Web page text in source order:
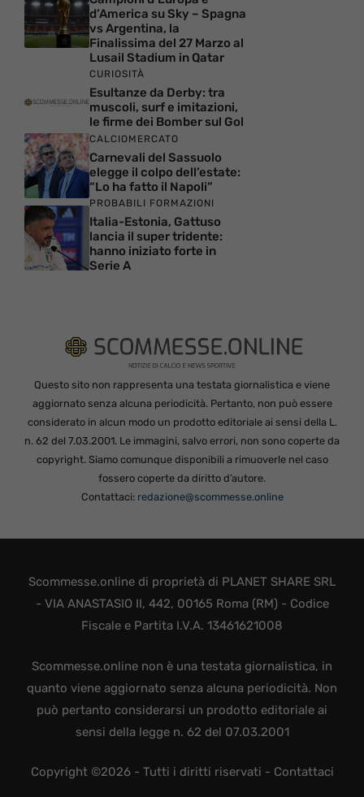
d’America su Sky – Spagna
vs Argentina, la
Finalissima del 27 Marzo al
Lusail Stadium in Qatar
CURIOSITÀ
Esultanze da Derby: tra
muscoli, surf e imitazioni,
le firme dei Bomber sul Gol
CALCIOMERCATO
Carnevali del Sassuolo
elegge il colpo dell’estate:
“Lo ha fatto il Napoli”
PROBABILI FORMAZIONI
Italia-Estonia, Gattuso
lancia il super tridente:
hanno iniziato forte in
Serie A
Questo sito non rappresenta una testata giornalistica e viene
aggiornato senza alcuna periodicità. Pertanto, non può essere
considerato in alcun modo un prodotto editoriale ai sensi della L.
n. 62 del 7.03.2001. Le immagini, salvo errori, non sono coperte da
copyright. Siamo comunque disponibili a rimuoverle nel caso
fossero coperte da diritto d’autore.
Contattaci: redazione@scommesse.online
Scommesse.online di proprietà di PLANET SHARE SRL
- VIA ANASTASIO II, 442, 00165 Roma (RM) - Codice
Fiscale e Partita I.V.A. 13461621008
Scommesse.online non è una testata giornalistica, in
quanto viene aggiornato senza alcuna periodicità. Non
può pertanto considerarsi un prodotto editoriale ai
sensi della legge n. 62 del 07.03.2001
Copyright ©2026 - Tutti i diritti riservati - Contattaci